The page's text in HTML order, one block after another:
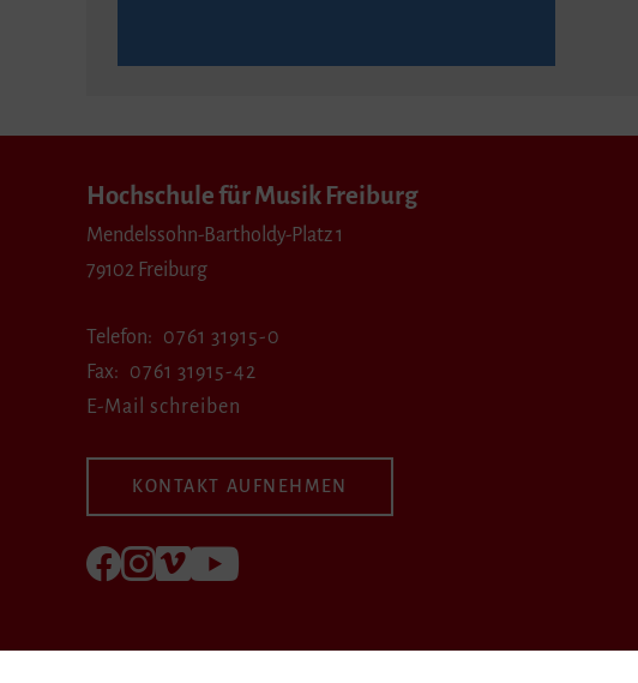
Hochschule für Musik Freiburg
Mendelssohn-Bartholdy-Platz 1
79102 Freiburg
Telefon
0761 31915-0
Fax
0761 31915-42
E-Mail schreiben
KONTAKT AUFNEHMEN
Folgen Sie uns auf Facebook
Folgen Sie uns auf Instagram
Besuchen Sie uns bei Vimeo